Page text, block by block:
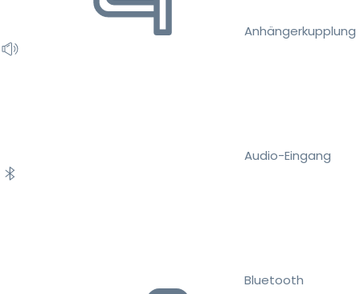
Anhängerkupplung
Audio-Eingang
Bluetooth